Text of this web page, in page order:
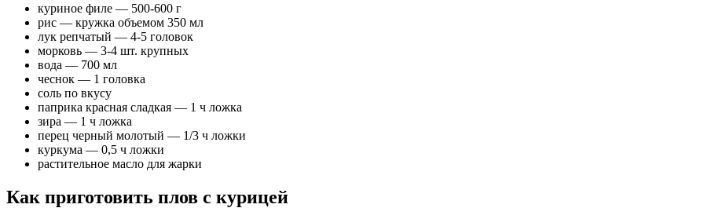
куриное филе — 500-600 г
рис — кружка объемом 350 мл
лук репчатый — 4-5 головок
морковь — 3-4 шт. крупных
вода — 700 мл
чеснок — 1 головка
соль по вкусу
паприка красная сладкая — 1 ч ложка
зира — 1 ч ложка
перец черный молотый — 1/3 ч ложки
куркума — 0,5 ч ложки
растительное масло для жарки
Как приготовить плов с курицей